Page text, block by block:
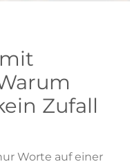
Zufall
Worte auf einer